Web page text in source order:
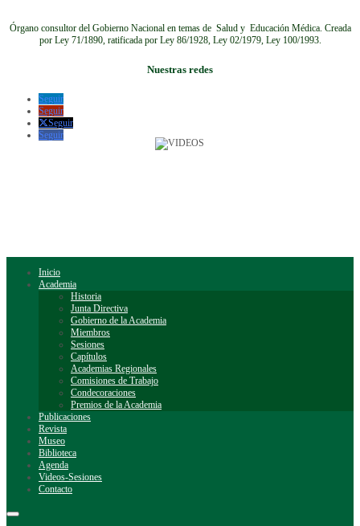
Órgano consultor del Gobierno Nacional en temas de Salud y Educación Médica. Creada
por Ley 71/1890, ratificada por Ley 86/1928, Ley 02/1979, Ley 100/1993.
Nuestras redes
Seguir
Seguir
Seguir
Seguir
Inicio
Academia
Historia
Junta Directiva
Gobierno de la Academia
Miembros
Sesiones
Capítulos
Academias Regionales
Comisiones de Trabajo
Condecoraciones
Premios de la Academia
Publicaciones
Revista
Museo
Biblioteca
Agenda
Videos-Sesiones
Contacto